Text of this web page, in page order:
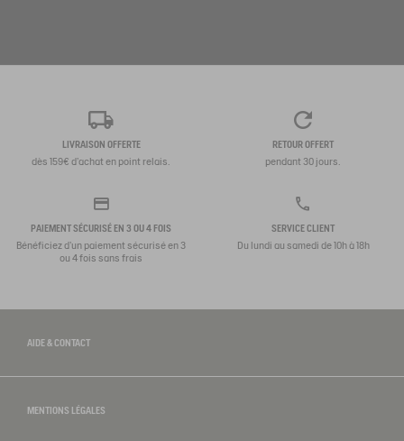
LIVRAISON OFFERTE
dès 159€ d'achat en point relais.
RETOUR OFFERT
pendant 30 jours.
PAIEMENT SÉCURISÉ EN 3 OU 4 FOIS
Bénéficiez d'un paiement sécurisé en 3
ou 4 fois sans frais
SERVICE CLIENT
Du lundi au samedi de 10h à 18h
AIDE & CONTACT
MENTIONS LÉGALES